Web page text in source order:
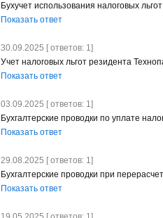
Бухучет использования налоговых льгот
Показать ответ
30.09.2025 [ ответов: 1]
Учет налоговых льгот резидента
Показать ответ
03.09.2025 [ ответов: 1]
Бухгалтерские проводки по уплате
Показать ответ
29.08.2025 [ ответов: 1]
Бухгалтерские проводки при
Показать ответ